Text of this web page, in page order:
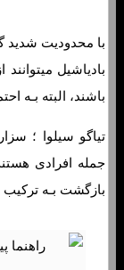
با محدودیت شدید
بادیاشیل
باشند، البته بـه
تیاگو سیلوا ؛
جمله افرادی
بازگشت بـه